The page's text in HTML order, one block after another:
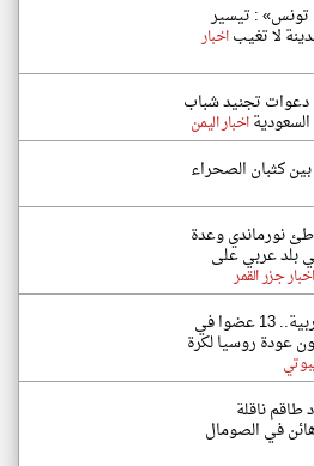
تونس» : تيسير
لا تغيباخبار
دعوات تجنيد شباب
اخبار اليمن
كثبان الصحراء
نورماندي وعدة
بلد عربي على
اخبار جزر القمر
بينهم ممثلو 7 دول عربية.. 13 عضوا في
عودة روسيا لكرة
ناقلة
في الصومال